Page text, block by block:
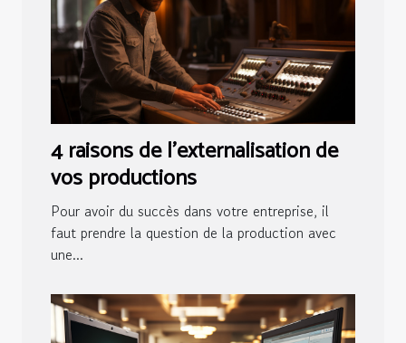
4 raisons de l'externalisation de
vos productions
Pour avoir du succès dans votre entreprise, il
faut prendre la question de la production avec
une...